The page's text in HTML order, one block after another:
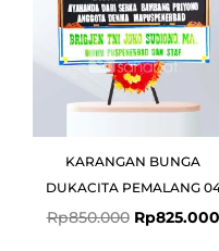
KARANGAN BUNGA
DUKACITA PEMALANG
Rp850.000 Rp825.000